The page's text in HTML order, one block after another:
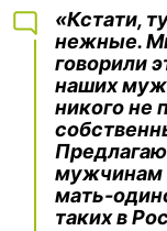
«Кстати,
нежные.
говорили
наших
никого не
мужчинам
мать-
таких в